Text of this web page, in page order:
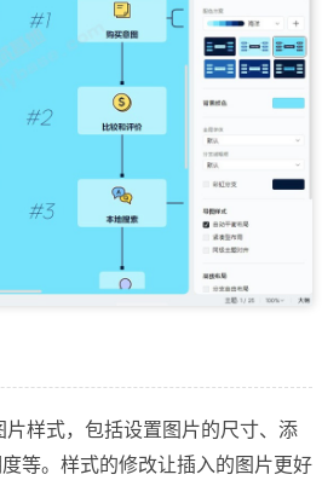
样式，包括设置图片的尺寸、添
等。样式的修改让插入的图片更好